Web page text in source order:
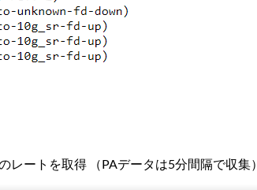
ートを取得 （PAデータは5分間隔で収集）